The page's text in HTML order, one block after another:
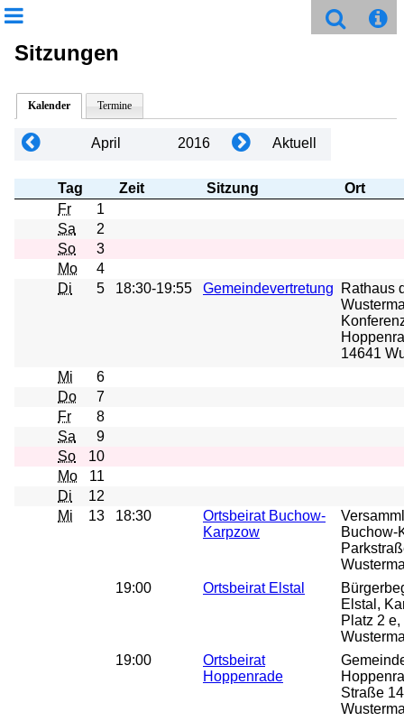
Sitzungen
Kalender Termine
April 2016 Aktuell
Tag Zeit Sitzung
Ort
Fr
1
Sa
2
So
3
Mo
4
Di
5 18:30-19:55 Gemeindevertretung
Rathaus
14641
Mi
6
Do
7
Fr
8
Sa
9
So
10
Mo
11
Di
12
Mi
13 18:30
Ortsbeirat Buchow-
Karpzow
Buchow-
19:00
Ortsbeirat Elstal
Elstal,
Platz 2
19:00
Ortsbeirat
Hoppenrade
Straße